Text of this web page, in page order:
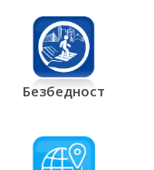
Безбедност